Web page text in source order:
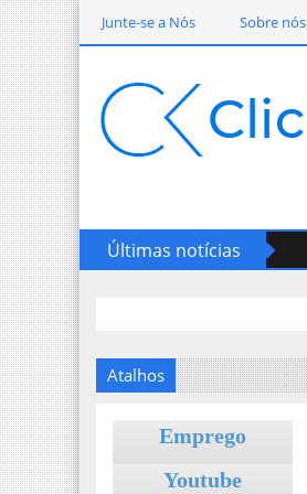
Junte-se a Nós Sobre nós
Últimas notícias
Atalhos
Emprego
Youtube